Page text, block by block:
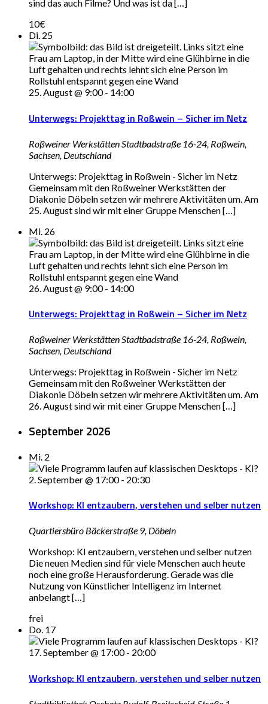
sind das auch Filme? Und was ist da […]
10€
Di. 25
25. August @ 9:00- 14:00
Unterwegs: Projekttag in Roßwein – Sicher im Netz
Roßweiner Werkstätten Stadtbadstraße 16-24, Roßwein,
Sachsen, Deutschland
Unterwegs: Projekttag in Roßwein - Sicher im Netz
Gemeinsam mit den Roßweiner Werkstätten der
Diakonie Döbeln setzen wir mehrere Aktivitäten um. Am
25. August sind wir mit einer Gruppe Menschen […]
Mi. 26
26. August @ 9:00- 14:00
Unterwegs: Projekttag in Roßwein – Sicher im Netz
Roßweiner WerkstättenStadtbadstraße 16-24, Roßwein,
Sachsen, Deutschland
Unterwegs: Projekttag in Roßwein - Sicher im Netz
Gemeinsam mit den Roßweiner Werkstätten der
Diakonie Döbeln setzen wir mehrere Aktivitäten um. Am
26. August sind wir mit einer Gruppe Menschen […]
September 2026
Mi. 2
2. September @ 17:00- 20:30
Workshop: KI entzaubern, verstehen und selber nutzen
Quartiersbüro Bäckerstraße 9, Döbeln
Workshop: KI entzaubern, verstehen und selber nutzen
Die neuen Medien sind für viele Menschen auch heute
noch eine große Herausforderung. Gerade was die
Nutzung von Künstlicher Intelligenz im Internet
anbelangt […]
frei
Do. 17
17. September @ 17:00- 20:00
Workshop: KI entzaubern, verstehen und selber nutzen